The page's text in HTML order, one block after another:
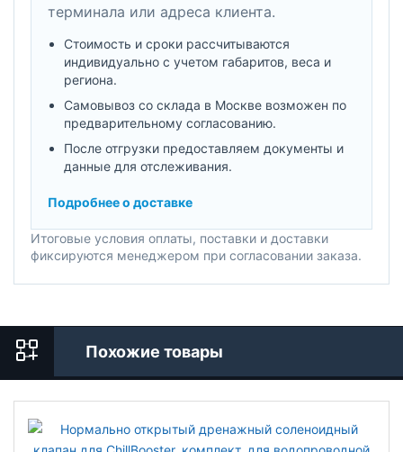
терминала или адреса клиента.
Стоимость и сроки рассчитываются
индивидуально с учетом габаритов, веса и
региона.
Самовывоз со склада в Москве возможен по
предварительному согласованию.
После отгрузки предоставляем документы и
данные для отслеживания.
Подробнее о доставке
Итоговые условия оплаты, поставки и доставки
фиксируются менеджером при согласовании заказа.
Похожие товары